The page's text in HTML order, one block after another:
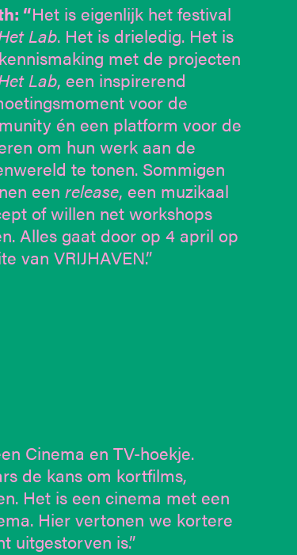
“Het is eigenlijk het festival
Lab. Het is drieledig. Het is
met de projecten
Lab, een inspirerend
voor de
én een platform voor de
om hun werk aan de
te tonen. Sommigen
een release, een muzikaal
of willen net workshops
Alles gaat door op 4 april op
van VRIJHAVEN.”
Cinema en TV-hoekje.
de kans om kortfilms,
Het is een cinema met een
Hier vertonen we kortere
uitgestorven is.”